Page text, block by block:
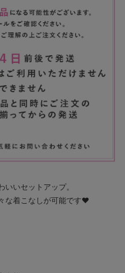
いセットアップ。
な着こなしが可能です♥